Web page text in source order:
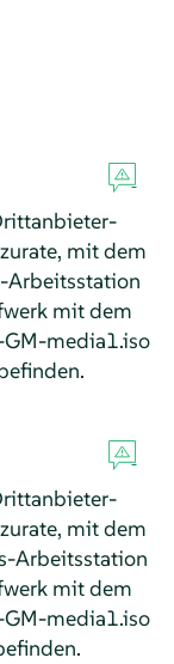
mit dem
Arbeitsstation
mit dem
GM-media1.iso
mit dem
Arbeitsstation
mit dem
GM-media1.iso